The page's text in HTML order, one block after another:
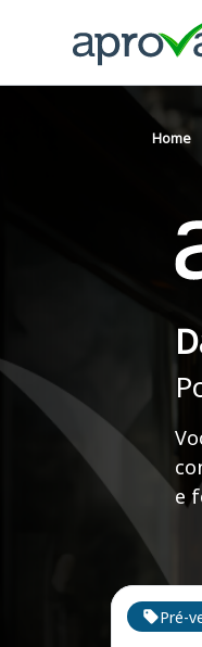
Home
e
Cursos em
Pré-